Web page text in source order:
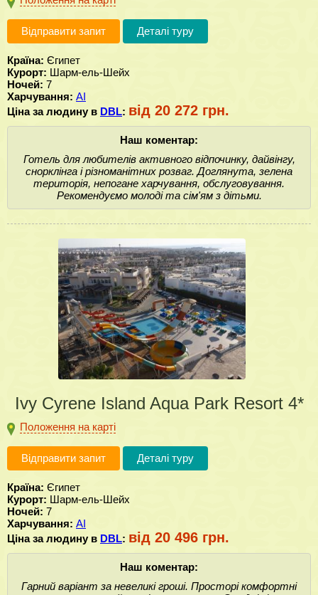
Відправити запит Деталі туру
Країна: Єгипет
Курорт: Шарм-ель-Шейх
Ночей: 7
Харчування: AI
Ціна за людину в DBL: від 20 272 грн.
Наш коментар:
Готель для любителів активного відпочинку, дайвінгу,
снорклінга і різноманітних розваг. Доглянута, зелена
територія, непогане харчування, обслуговування.
Рекомендуємо молоді та сім'ям з дітьми.
Ivy Cyrene Island Aqua Park Resort 4*
Положення на карті
Відправити запит Деталі туру
Країна: Єгипет
Курорт: Шарм-ель-Шейх
Ночей: 7
Харчування: AI
Ціна за людину в DBL: від 20 496 грн.
Наш коментар:
Гарний варіант за невеликі гроші. Просторі комфортні